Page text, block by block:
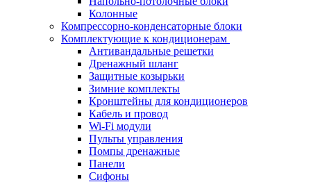
Колонные
Компрессорно-конденсаторные блоки
Комплектующие к кондиционерам
Антивандальные решетки
Дренажный шланг
Защитные козырьки
Зимние комплекты
Кронштейны для кондиционеров
Кабель и провод
Wi-Fi модули
Пульты управления
Помпы дренажные
Панели
Сифоны